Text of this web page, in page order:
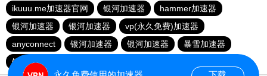
ikuuu.me加速器官网
银河加速器
hammer加速器
银河加速器
银河加速器
vp(永久免费)加速器
anyconnect
银河加速器 银河加速器
暴雪加速器
银河加速器